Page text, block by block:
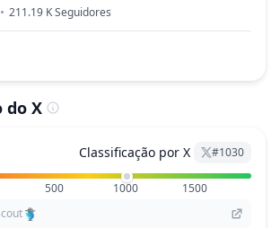
211.19 KSeguidores
do X
Classificação por X #1030
500 1000
1500